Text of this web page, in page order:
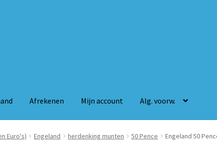
Afrekenen Mijn account Alg. voorw.
Mijn account Alg. voorw.
Euro's) Engeland herdenking munten 50 Pence Engeland 50